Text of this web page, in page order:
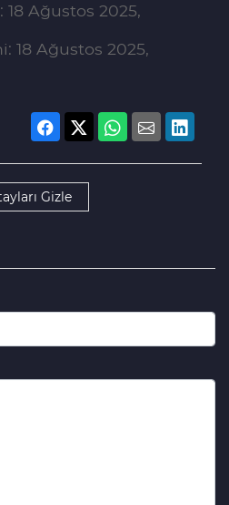
Ağustos 2025,
18 Ağustos 2025,
Gizle